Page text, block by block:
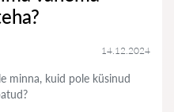
14.12.2024
minna, kuid pole küsinud